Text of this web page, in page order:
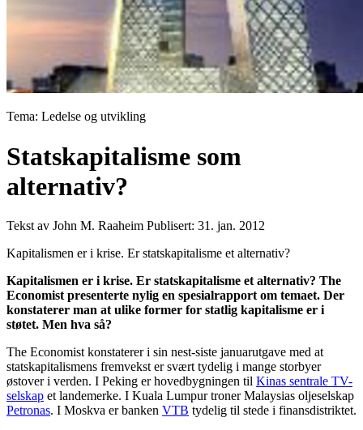
Tema: Ledelse og utvikling
Statskapitalisme som
alternativ?
Tekst av John M. Raaheim Publisert: 31. jan. 2012
Kapitalismen er i krise. Er statskapitalisme et alternativ?
Kapitalismen er i krise. Er statskapitalisme et alternativ? The
Economist presenterte nylig en spesialrapport om temaet. Der
konstaterer man at ulike former for statlig kapitalisme er i
støtet. Men hva så?
The Economist konstaterer i sin nest-siste januarutgave med at
statskapitalismens fremvekst er svært tydelig i mange storbyer
østover i verden. I Peking er hovedbygningen til Kinas sentrale TV-
selskap et landemerke. I Kuala Lumpur troner Malaysias oljeselskap
Petronas. I Moskva er banken VTB tydelig til stede i finansdistriktet.